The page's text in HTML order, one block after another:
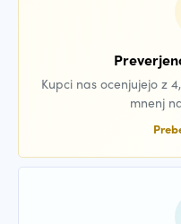
Kupci nas ocenjujejo z
mnenj